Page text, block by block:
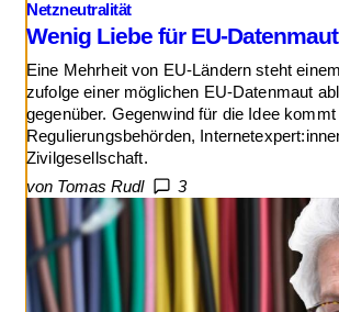
Netzneutralität
Wenig Liebe für EU-Datenmaut
Eine Mehrheit von EU-Ländern steht
zufolge einer möglichen EU-Datenmaut
gegenüber. Gegenwind für die Idee
Regulierungsbehörden,
Zivilgesellschaft.
von Tomas Rudl
3